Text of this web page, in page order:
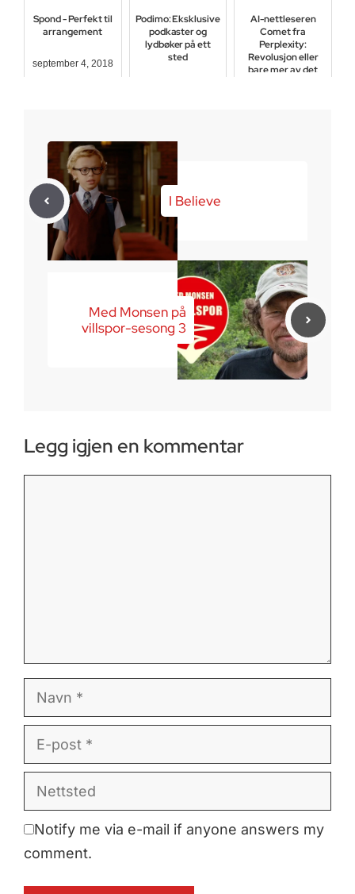
Spond - Perfekt til
arrangement
september 4, 2018
Podimo: Eksklusive
podkaster og
lydbøker på ett
sted
AI-nettleseren
Comet fra
Perplexity:
Revolusjon eller
bare mer av det
I Believe
Med Monsen på
villspor-sesong 3
Legg igjen en kommentar
post
Notify me via e-mail if anyone answers my
comment.